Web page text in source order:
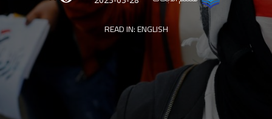
READ IN:ENGLISH